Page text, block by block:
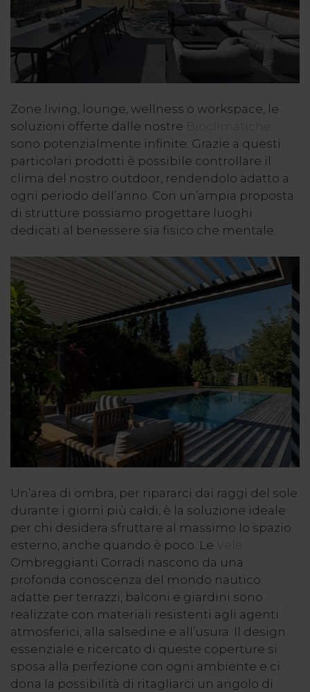
Zone living, lounge, wellness o workspace, le
soluzioni offerte dalle nostre Bioclimatiche
sono potenzialmente infinite. Grazie a questi
particolari prodotti è possibile controllare il
clima del nostro outdoor, rendendolo adatto a
ogni periodo dell’anno. Con un’ampia proposta
di strutture possiamo progettare luoghi
dedicati al benessere sia fisico che mentale.
Un’area di ombra, per ripararci dai raggi del sole
durante i giorni più caldi, è la soluzione ideale
per chi desidera sfruttare al massimo lo spazio
esterno, anche quando è poco. Le Vele
Ombreggianti Corradi nascono da una
profonda conoscenza del mondo nautico:
adatte per terrazzi, balconi e giardini sono
realizzate con materiali resistenti agli agenti
atmosferici, alla salsedine e all’usura. Il design
essenziale e ricercato di queste coperture si
sposa alla perfezione con ogni ambiente e ci
dona la possibilità di ritagliarci un angolo di